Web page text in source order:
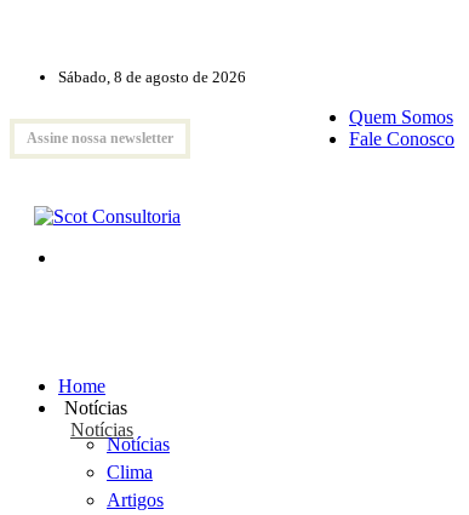
Sábado, 8 de agosto de 2026
Assine nossa newsletter
Quem Somos
Fale Conosco
Home
Notícias
Notícias
Notícias
Clima
Artigos